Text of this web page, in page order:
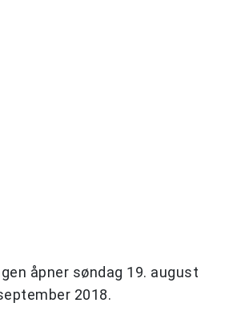
åpner søndag 19. august
2018.